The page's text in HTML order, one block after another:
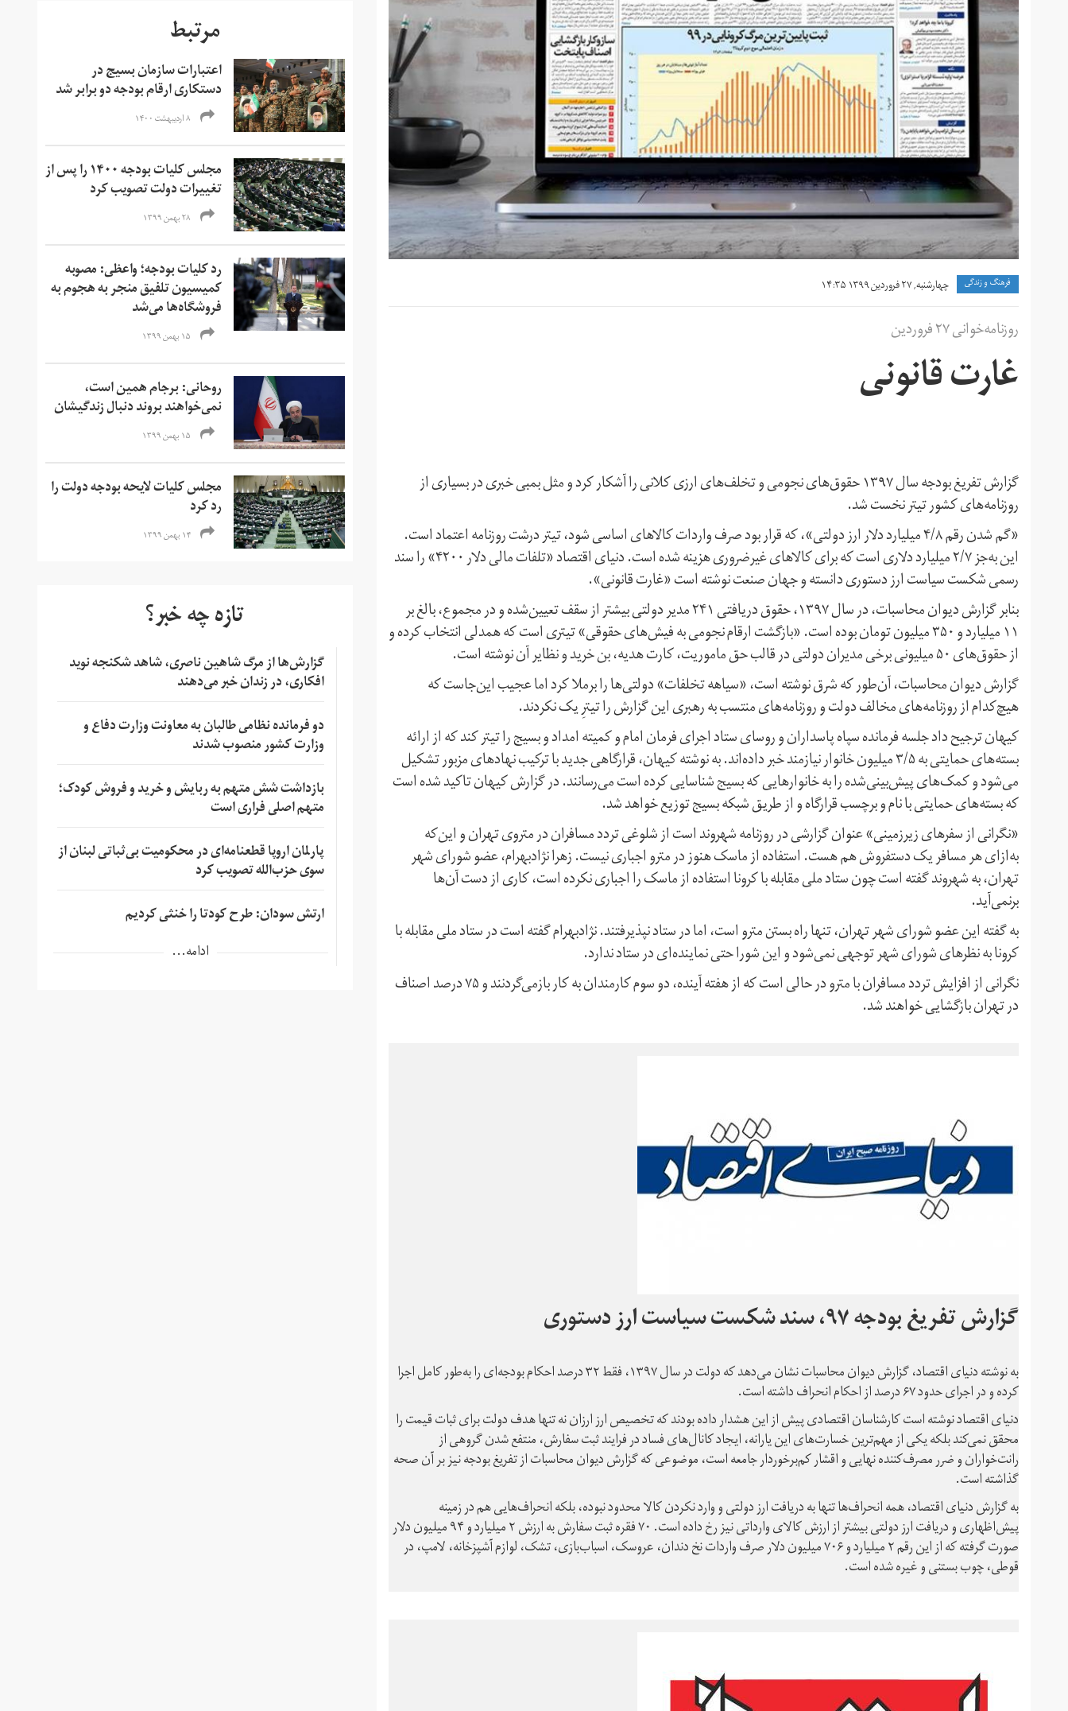
فرهنگ و زندگی چهارشنبه, ۲۷ فروردین ۱۳۹۹ ۱۴:۳۵
روزنامه‌خوانی ۲۷ فروردین
غارت قانونی
گزارش تفریغ بودجه سال ۱۳۹۷ حقوق‌های نجومی و تخلف‌های ارزی کلانی را آشکار کرد و مثل بمبی خبری در بسیاری از
روزنامه‌های کشور تیتر نخست شد.
«گم شدن رقم ۴/۸ میلیارد دلار ارز دولتی»، که قرار بود صرف واردات کالاهای اساسی شود، تیتر درشت روزنامه اعتماد است.
این به‌جز ۲/۷ میلیارد دلاری است که برای کالاهای غیرضروری هزینه شده است. دنیای اقتصاد «تلفات مالی دلار ۴۲۰۰» را سند
رسمی شکست سیاست ارز دستوری دانسته و جهان صنعت نوشته است «غارت قانونی».
بنابر گزارش دیوان محاسبات، در سال ۱۳۹۷، حقوق دریافتی ۲۴۱ مدیر دولتی بیشتر از سقف تعیین‌شده و در مجموع، بالغ بر
۱۱ میلیارد و ۳۵۰ میلیون تومان بوده است. «بازگشت ارقام نجومی به فیش‌های حقوقی» تیتری است که همدلی انتخاب کرده و
از حقوق‌های ۵۰ میلیونی برخی مدیران دولتی در قالب حق ماموریت، کارت هدیه، بن خرید و نظایر آن نوشته است.
گزارش دیوان محاسبات، آن‌طور که شرق نوشته است، «سیاهه تخلفات» دولتی‌ها را برملا کرد اما عجیب این‌جاست که
هیچ‌کدام از روزنامه‌های مخالف دولت و روزنامه‌های منتسب به رهبری این گزارش را تیترِ یک نکردند.
کیهان ترجیح داد جلسه فرمانده سپاه پاسداران و روسای ستاد اجرای فرمان امام و کمیته امداد و بسیج را تیتر کند که از ارائه
بسته‌های حمایتی به ۳/۵ میلیون خانوار نیازمند خبر داده‌اند. به نوشته کیهان، قرارگاهی جدید با ترکیب نهادهای مزبور تشکیل
می‌شود و کمک‌های پیش‌بینی‌شده را به خانوارهایی که بسیج شناسایی کرده است می‌رسانند. در گزارش کیهان تاکید شده است
که بسته‌های حمایتی با نام و برچسب قرارگاه و از طریق شبکه بسیج توزیع خواهد شد.
«نگرانی از سفرهای زیرزمینی» عنوان گزارشی در روزنامه شهروند است از شلوغی تردد مسافران در متروی تهران و این‌که
به‌ازای هر مسافر یک دستفروش هم هست. استفاده از ماسک هنوز در مترو اجباری نیست. زهرا نژاد‌بهرام، عضو شورای شهر
تهران، به شهروند گفته است چون ستاد ملی مقابله با کرونا استفاده از ماسک را اجباری نکرده است، کاری از دست آن‌ها
برنمی‌آید.
به گفته این عضو شورای شهر تهران، تنها راه بستن مترو است، اما در ستاد نپذیرفتند. نژادبهرام گفته است در ستاد ملی مقابله با
کرونا به نظرهای شورای شهر توجهی نمی‌شود و این شورا حتی نماینده‌ای در ستاد ندارد.
نگرانی از افزایش تردد مسافران با مترو در حالی است که از هفته آینده، دو سوم کارمندان به کار بازمی‌گردنند و ۷۵ درصد اصناف
در تهران بازگشایی خواهند شد.
گزارش تفریغ بودجه ۹۷، سند شکست سیاست ارز دستوری
به نوشته دنیای اقتصاد، گزارش دیوان محاسبات نشان می‌دهد که دولت در سال ۱۳۹۷، فقط ۳۲ درصد احکام بودجه‌ای را به‌طور کامل اجرا
کرده و در اجرای حدود ۶۷ درصد از احکام انحراف داشته است.
دنیای اقتصاد نوشته است کارشناسان اقتصادی پیش از این هشدار داده بودند که تخصیص ارز ارزان نه تنها هدف دولت برای ثبات قیمت را
محقق نمی‌کند بلکه یکی از مهم‌ترین خسارت‌های این یارانه، ایجاد کانال‌های فساد در فرایند ثبت سفارش، منتفع شدن گروهی از
رانت‌خواران و ضرر مصرف‌کننده نهایی و اقشار کم‌برخوردار جامعه است، موضوعی که گزارش دیوان محاسبات از تفریغ بودجه نیز بر آن صحه
گذاشته است.
به گزارش دنیای اقتصاد، همه انحراف‌ها تنها به دریافت ارز دولتی و وارد نکردن کالا محدود نبوده، بلکه انحراف‌هایی هم در زمینه
پیش‌اظهاری و دریافت ارز دولتی بیشتر از ارزش کالای وارداتی نیز رخ داده است. ۷۰ فقره ثبت سفارش به ارزش ۲ میلیارد و ۹۴ میلیون دلار
صورت گرفته که از این رقم ۲ میلیارد و ۷۰۶ میلیون دلار صرف واردات نخ دندان، عروسک، اسباب‌بازی، تشک، لوازم آشپزخانه، لامپ، در
قوطی، چوب بستنی و غیره شده است.
مرتبط
اعتبارات سازمان بسیج در
دستکاری ارقام بودجه دو برابر شد
۸ اردیبهشت ۱۴۰۰
مجلس کلیات بودجه ۱۴۰۰ را پس از
تغییرات دولت تصویب کرد
۲۸ بهمن ۱۳۹۹
رد کلیات بودجه؛ واعظی: مصوبه
کمیسیون تلفیق منجر به هجوم به
فروشگاه‌ها می‌شد
۱۵ بهمن ۱۳۹۹
روحانی: برجام همین است،
نمی‌خواهند بروند دنبال زندگیشان
۱۵ بهمن ۱۳۹۹
مجلس کلیات لایحه بودجه دولت را
رد کرد
۱۴ بهمن ۱۳۹۹
تازه چه خبر؟
گزارش‌ها از مرگ شاهین ناصری، شاهد شکنجه نوید
افکاری، در زندان خبر می‌دهند
دو فرمانده نظامی طالبان به معاونت وزارت دفاع و
وزارت کشور منصوب شدند
بازداشت شش متهم به ربایش و خرید و فروش کودک؛
متهم اصلی فراری است
پارلمان اروپا قطعنامه‌ای در محکومیت بی‌ثباتی لبنان از
سوی حزب‌الله تصویب کرد
ارتش سودان: طرح کودتا را خنثی کردیم
ادامه...